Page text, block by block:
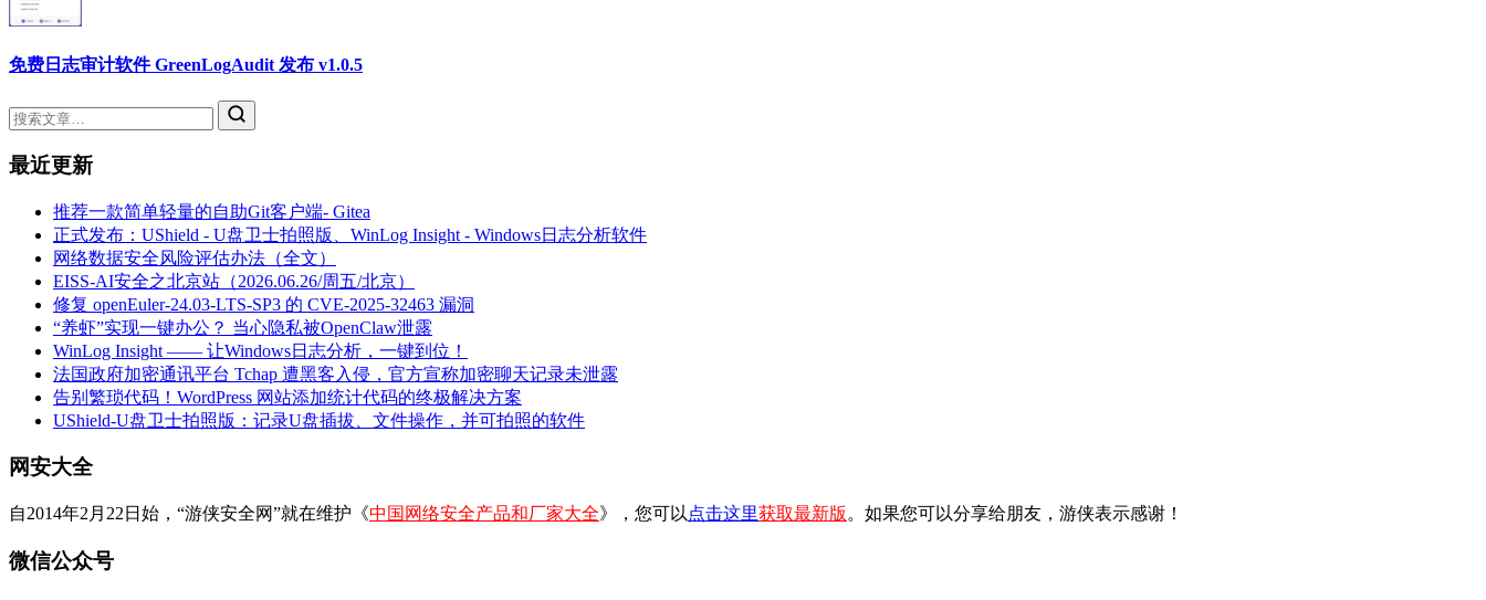
免费日志审计软件 GreenLogAudit 发布 v1.0.5
最近更新
推荐一款简单轻量的自助Git客户端- Gitea
正式发布：UShield - U盘卫士拍照版、WinLog Insight - Windows日志分析软件
网络数据安全风险评估办法（全文）
EISS-AI安全之北京站（2026.06.26/周五/北京）
修复 openEuler-24.03-LTS-SP3 的 CVE-2025-32463 漏洞
“养虾”实现一键办公？ 当心隐私被OpenClaw泄露
WinLog Insight —— 让Windows日志分析，一键到位！
法国政府加密通讯平台 Tchap 遭黑客入侵，官方宣称加密聊天记录未泄露
告别繁琐代码！WordPress 网站添加统计代码的终极解决方案
UShield-U盘卫士拍照版：记录U盘插拔、文件操作，并可拍照的软件
网安大全
自2014年2月22日始，“游侠安全网”就在维护《中国网络安全产品和厂家大全》，您可以 点击这里获取最新版 。如果您可以分享给朋友，游侠表示感谢！
微信公众号